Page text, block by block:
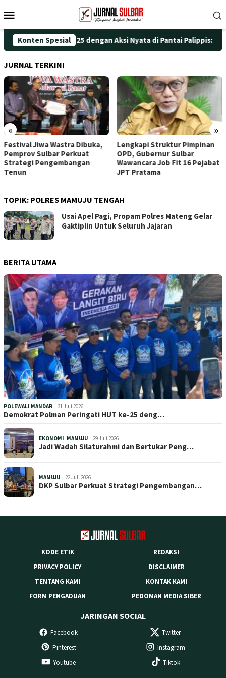
ke
Mobile
Konten Spesial
HUT ke-25 dengan Aksi Nyata di Pantai Palippis:
JURNAL TERKINI
« »
Jiwa Wastra Dibuka,
Sulbar Perkuat
Pengembangan
Lengkapi Struktur Pimpinan
OPD, Gubernur Sulbar
Wawancara Job Fit 16 Pejabat
JPT Pratama
TOPIK: POLRES MAMUJU TENGAH
Usai Apel Pagi, Propam Polres Mateng Gelar
Gaktiplin Untuk Seluruh Jajaran
BERITA UTAMA
POLEWALI MANDAR 31 Juli 2026
Demokrat Polman Peringati HUT ke-25 deng…
EKONOMI, MAMUJU 29 Juli 2026
Jadi Wadah Silaturahmi dan Bertukar Peng…
MAMUJU 22 Juli 2026
DKP Sulbar Perkuat Strategi Pengembangan…
KODE ETIK
REDAKSI
PRIVACY POLICY
DISCLAIMER
TENTANG KAMI
KONTAK KAMI
FORM PENGADUAN
PEDOMAN MEDIA SIBER
JARINGAN SOCIAL
Facebook
Twitter
Pinterest
Instagram
Youtube
Tiktok